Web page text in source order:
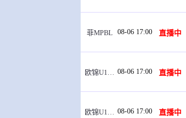
菲MPBL 08-06 17:00 直播中
欧锦U16 B 08-06 17:00 直播中
欧锦U16 B 08-06 17:00 直播中